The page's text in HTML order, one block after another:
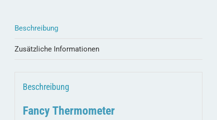
Beschreibung
Zusätzliche Informationen
Beschreibung
Fancy Thermometer